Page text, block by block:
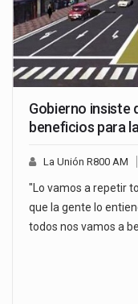
Gobierno insiste
beneficios para
La Unión R800 AM
"Lo vamos a repetir
que la gente lo
todos nos vamos a